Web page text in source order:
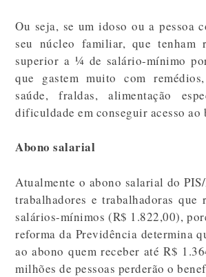
Ou seja, se um idoso ou a pessoa
seu núcleo familiar, que tenham
superior a ¼ de salário-mínimo
que gastem muito com
saúde, fraldas, alimentação
dificuldade em conseguir acesso ao
Abono salarial
Atualmente o abono salarial do
trabalhadores e trabalhadoras que
salários-mínimos (R$ 1.822,00),
reforma da Previdência determina
ao abono quem receber até R$
milhões de pessoas perderão o